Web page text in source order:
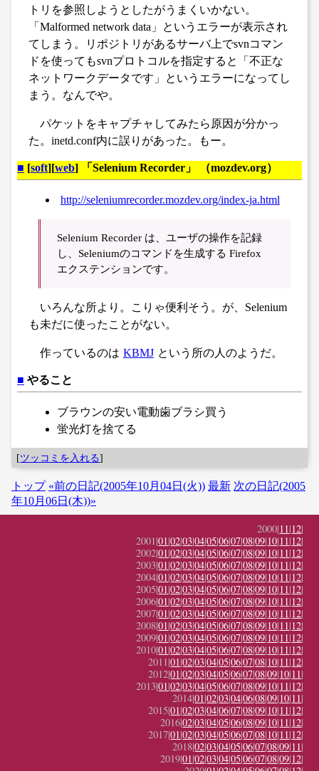
トリを参照しようとしたがうまくいかない。
「Malformed network data」というエラーが表示され
てしまう。リポジトリがあるサーバ上でsvnコマン
ドを使ってもsvnプロトコルを指定すると「不正な
ネットワークデータです」というエラーになってし
まう。なんでや。
パケットをキャプチャしてみたら原因が分かっ
た。inetd.conf内に誤りがあった。もー。
■ [soft][web] 「Selenium Recorder」 （mozdev.org）
http://seleniumrecorder.mozdev.org/index-ja.html
Selenium Recorder は、ユーザの操作を記録
し、Seleniumのコマンドを生成する Firefox
エクステンションです。
いろんな所より。こりゃ便利そう。が、Selenium
も未だに使ったことがない。
作っているのは KBMJ という所の人のようだ。
■ やること
ブラウンの安い電動歯ブラシ買う
蛍光灯を捨てる
[ツッコミを入れる]
トップ «前の日記(2005年10月04日(火)) 最新 次の日記(2005
年10月06日(木))»
2000|11|12|
2001|01|02|03|04|05|06|07|08|09|10|11|12|
2002|01|02|03|04|05|06|07|08|09|10|11|12|
2003|01|02|03|04|05|06|07|08|09|10|11|12|
2004|01|02|03|04|05|06|07|08|09|10|11|12|
2005|01|02|03|04|05|06|07|08|09|10|11|12|
2006|01|02|03|04|05|06|07|08|09|10|11|12|
2007|01|02|03|04|05|06|07|08|09|10|11|12|
2008|01|02|03|04|05|06|07|08|09|10|11|12|
2009|01|02|03|04|05|06|07|08|09|10|11|12|
2010|01|02|03|04|05|06|07|08|09|10|11|12|
2011|01|02|03|04|05|06|07|08|10|11|12|
2012|01|02|03|04|05|06|07|08|09|10|11|
2013|01|02|03|04|05|06|07|08|09|10|11|12|
2014|01|02|03|04|06|08|09|10|11|
2015|01|02|03|04|06|07|08|09|10|11|12|
2016|02|03|04|05|06|08|09|10|11|12|
2017|01|02|03|04|05|06|07|08|10|11|12|
2018|02|03|04|05|06|07|08|09|11|
2019|01|02|03|04|05|06|07|08|09|12|